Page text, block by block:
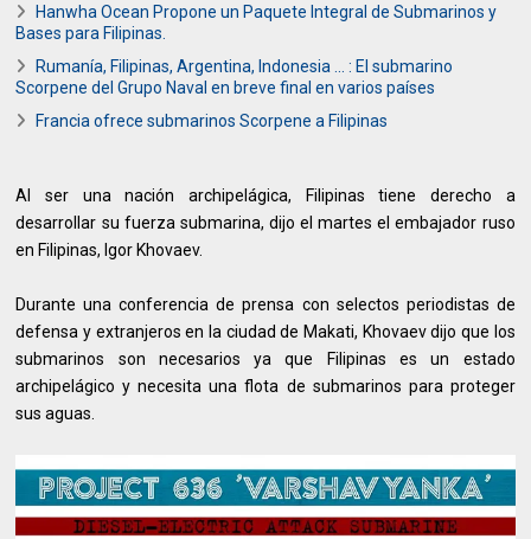
Hanwha Ocean Propone un Paquete Integral de Submarinos y
Bases para Filipinas.
Rumanía, Filipinas, Argentina, Indonesia ... : El submarino
Scorpene del Grupo Naval en breve final en varios países
Francia ofrece submarinos Scorpene a Filipinas
Al ser una nación archipelágica, Filipinas tiene derecho a
desarrollar su fuerza submarina, dijo el martes el embajador ruso
en Filipinas, Igor Khovaev.
Durante una conferencia de prensa con selectos periodistas de
defensa y extranjeros en la ciudad de Makati, Khovaev dijo que los
submarinos son necesarios ya que Filipinas es un estado
archipelágico y necesita una flota de submarinos para proteger
sus aguas.